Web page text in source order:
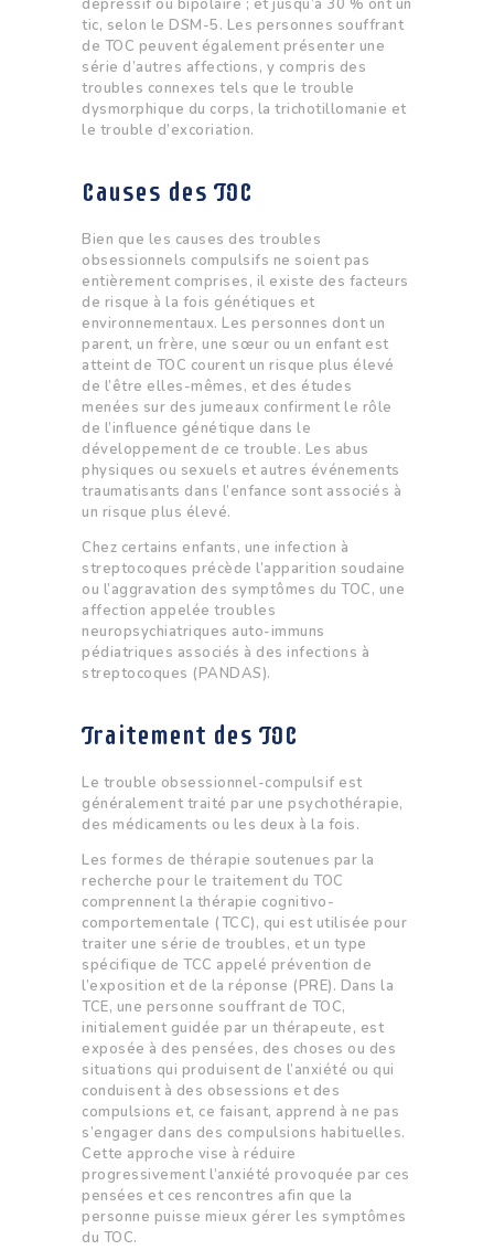
dépressif ou bipolaire ; et jusqu’à 30 % ont un
tic, selon le DSM-5. Les personnes souffrant
de TOC peuvent également présenter une
série d’autres affections, y compris des
troubles connexes tels que le trouble
dysmorphique du corps, la trichotillomanie et
le trouble d’excoriation.
Causes des TOC
Bien que les causes des troubles
obsessionnels compulsifs ne soient pas
entièrement comprises, il existe des facteurs
de risque à la fois génétiques et
environnementaux. Les personnes dont un
parent, un frère, une sœur ou un enfant est
atteint de TOC courent un risque plus élevé
de l’être elles-mêmes, et des études
menées sur des jumeaux confirment le rôle
de l’influence génétique dans le
développement de ce trouble. Les abus
physiques ou sexuels et autres événements
traumatisants dans l’enfance sont associés à
un risque plus élevé.
Chez certains enfants, une infection à
streptocoques précède l’apparition soudaine
ou l’aggravation des symptômes du TOC, une
affection appelée troubles
neuropsychiatriques auto-immuns
pédiatriques associés à des infections à
streptocoques (PANDAS).
Traitement des TOC
Le trouble obsessionnel-compulsif est
généralement traité par une psychothérapie,
des médicaments ou les deux à la fois.
Les formes de thérapie soutenues par la
recherche pour le traitement du TOC
comprennent la thérapie cognitivo-
comportementale (TCC), qui est utilisée pour
traiter une série de troubles, et un type
spécifique de TCC appelé prévention de
l’exposition et de la réponse (PRE). Dans la
TCE, une personne souffrant de TOC,
initialement guidée par un thérapeute, est
exposée à des pensées, des choses ou des
situations qui produisent de l’anxiété ou qui
conduisent à des obsessions et des
compulsions et, ce faisant, apprend à ne pas
s’engager dans des compulsions habituelles.
Cette approche vise à réduire
progressivement l’anxiété provoquée par ces
pensées et ces rencontres afin que la
personne puisse mieux gérer les symptômes
du TOC.